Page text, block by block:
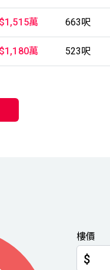
$1,515萬 663呎
$1,180萬 523呎
樓價
$